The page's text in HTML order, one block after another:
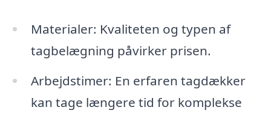
Materialer: Kvaliteten og typen af
tagbelægning påvirker prisen.
Arbejdstimer: En erfaren tagdækker
kan tage længere tid for komplekse